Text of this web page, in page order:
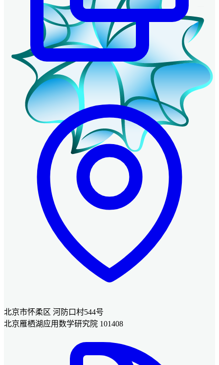
北京市怀柔区 河防口村544号
北京雁栖湖应用数学研究院 101408